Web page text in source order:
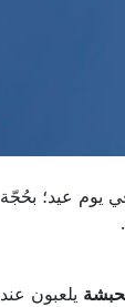
يوم عيد؛ بحُجّة
يلعبون عند